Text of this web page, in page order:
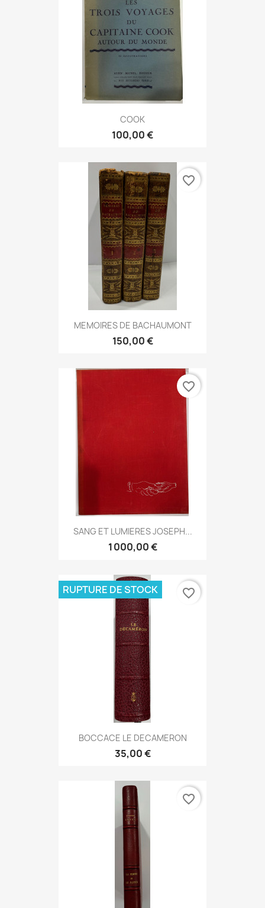
COOK
100,00 €
MEMOIRES DE BACHAUMONT
150,00 €
favorite_border
SANG ET LUMIERES JOSEPH...
1 000,00 €
favorite_border
BOCCACE LE DECAMERON
35,00 €
RUPTURE DE STOCK favorite_border
favorite_border